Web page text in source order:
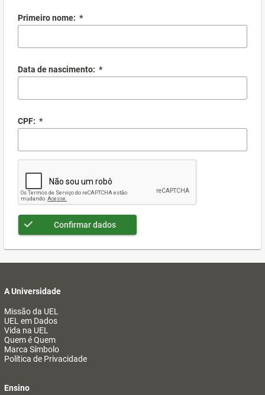
Primeiro nome: *
Data de nascimento: *
CPF: *
Confirmar dados
A Universidade
Missão da UEL
UEL em Dados
Vida na UEL
Quem é Quem
Marca Símbolo
Política de Privacidade
Ensino